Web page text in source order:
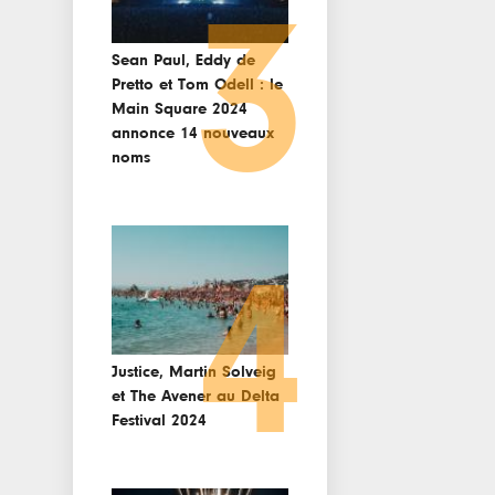
Sean Paul, Eddy de
Pretto et Tom Odell : le
Main Square 2024
annonce 14 nouveaux
noms
3
Justice, Martin Solveig
et The Avener au Delta
Festival 20244